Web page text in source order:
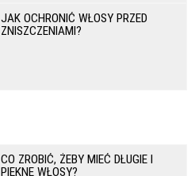
JAK OCHRONIĆ WŁOSY PRZED
ZNISZCZENIAMI?
CO ZROBIĆ, ŻEBY MIEĆ DŁUGIE I
PIĘKNE WŁOSY?